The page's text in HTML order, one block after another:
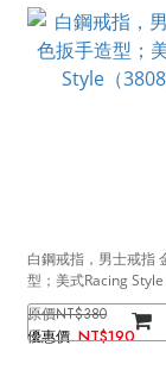
白鋼戒指，男士戒指
型；美式Racing Style
NT$380
NT$190